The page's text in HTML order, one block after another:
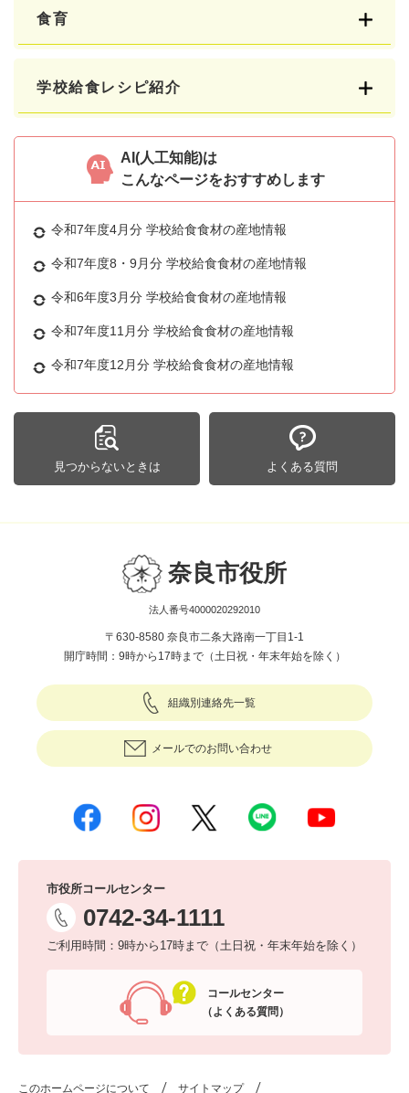
食育
学校給食レシピ紹介
AI(人工知能)は
こんなページをおすすめします
令和7年度4月分 学校給食食材の産地情報
令和7年度8・9月分 学校給食食材の産地情報
令和6年度3月分 学校給食食材の産地情報
令和7年度11月分 学校給食食材の産地情報
令和7年度12月分 学校給食食材の産地情報
見つからないときは よくある質問
奈良市役所
法人番号4000020292010
〒630-8580 奈良市二条大路南一丁目1-1
開庁時間：9時から17時まで（土日祝・年末年始を除く）
組織別連絡先一覧
メールでのお問い合わせ
市役所コールセンター
0742-34-1111
ご利用時間：9時から17時まで（土日祝・年末年始を除く）
コールセンター
（よくある質問）
このホームページについて サイトマップ